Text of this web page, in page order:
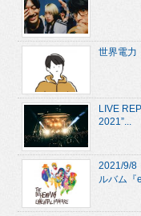
世界電力
LIVE
2021”...
2021/9/8
ルバム『